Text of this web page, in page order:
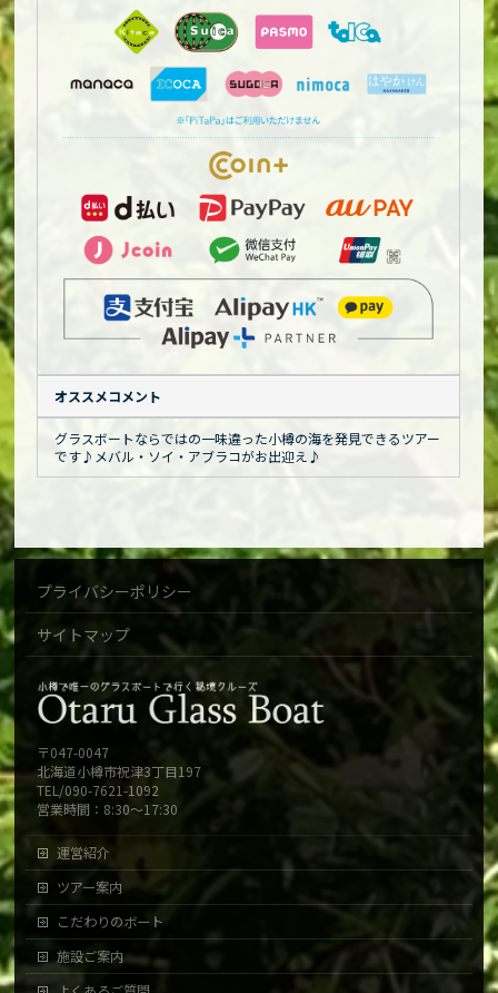
オススメコメント
グラスボートならではの一味違った小樽の海を発見できるツアー
です♪メバル・ソイ・アブラコがお出迎え♪
プライバシーポリシー
サイトマップ
〒047-0047
北海道小樽市祝津3丁目197
TEL/090-7621-1092
営業時間：8:30～17:30
運営紹介
ツアー案内
こだわりのボート
施設ご案内